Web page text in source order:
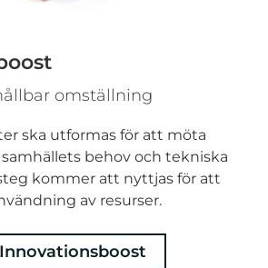
omställning
ska utformas för att möta
behov och tekniska
kommer att nyttjas för att
av resurser.